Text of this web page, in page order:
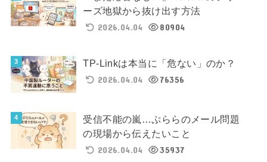
ーズ地獄から抜け出す方法
2026.04.04
80904
TP-Linkは本当に「危ない」のか？
2026.04.04
76356
受信不能の嵐…ぷららのメール問題
の現場から伝えたいこと
2026.04.04
35937